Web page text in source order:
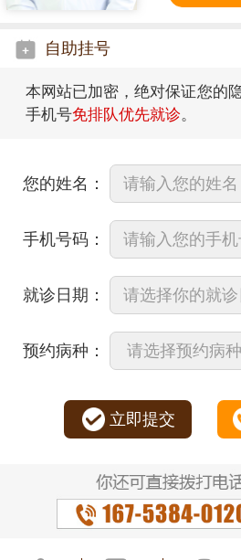
自助挂号
本网站已加密，绝对保证您的
手机号免排队优先就诊。
您的姓名：
手机号码：
就诊日期：
预约病种：
立即提交